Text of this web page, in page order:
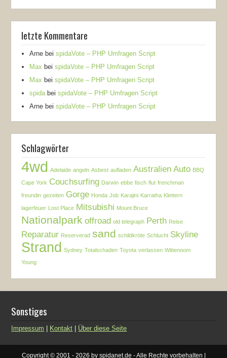
letzte Kommentare
Arne beispidaVote – PHP Umfragen Script
Max beispidaVote – PHP Umfragen Script
Max beispidaVote – PHP Umfragen Script
spida beispidaVote – PHP Umfragen Script
Arne beispidaVote – PHP Umfragen Script
Schlagwörter
4wd Adelaide angeln Asbest aufladen Australien Auto BBQ
Cape York Couchsurfing Darwin ebbe fisch flut frenchman
freundin gezeiten Gorge Honda Job Karajini Karratha Klettern
lagerfeuer Lost Place Mitsubishi Mount Bruce
Nationalpark offroad old telegraph Perth Reise
Reparatur Reserverad sand schildkröte Schlucht Skyline
Strand Sydney Totalschaden Toyota verlassen Wittenoom
Young
Sonstiges
Impressum Kontakt Über diese Seite
Copyright © 2001 - 2026 by spidanet.de - Alle Rechte vorbehalten |